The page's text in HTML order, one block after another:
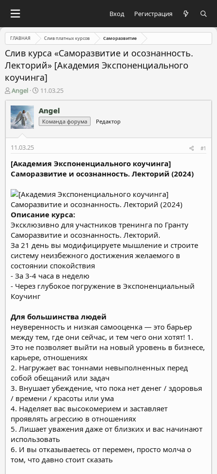
Вход Регистрация
ГЛАВНАЯ Слив платных курсов Саморазвитие
Слив курса «Саморазвитие и осознанность.
Лекторий» [Академия Экспоненциального
коучинга]
А
в
т
о
р
м
ы
Angel
Д
а
т
а
н
а
а
11.03.25
Angel
Команда форума Редактор
11.03.25 #1
[Академия Экспоненциального коучинга]
Саморазвитие и осознанность. Лекторий (2024)
Описание курса:
Эксклюзивно для участников тренинга по Гранту
Саморазвитие и осознанность. Лекторий.
За 21 день вы модифицируете мышление и строите
систему неизбежного достижения желаемого в
состоянии спокойствия
- За 3-4 часа в неделю
- Через глубокое погружение в Экспоненциальный
Коучинг
Для большинства людей
неуверенность и низкая самооценка — это барьер
между тем, где они сейчас, и тем чего они хотят! 1.
Это не позволяет выйти на новый уровень в бизнесе,
карьере, отношениях
2. Нагружает вас тоннами невыполненных перед
собой обещаний или задач
3. Внушает убеждение, что пока нет денег / здоровья
/ времени / красоты или ума
4. Наделяет вас высокомерием и заставляет
проявлять агрессию в отношениях
5. Лишает уважения даже от близких и вас начинают
использовать
6. И вы отказываетесь от перемен, просто молча о
том, что давно стоит сказать